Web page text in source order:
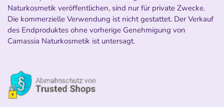
Naturkosmetik veröffentlichen, sind nur für private Zwecke.
Die kommerzielle Verwendung ist nicht gestattet. Der Verkauf
des Endproduktes ohne vorherige Genehmigung von
Camassia Naturkosmetik ist untersagt.